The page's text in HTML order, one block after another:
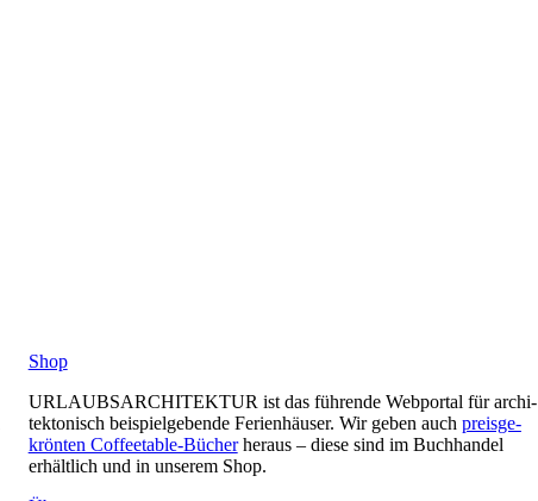
Shop
URLAUBSARCHITEKTUR ist das füh­rende Web­portal für archi­
tek­to­nisch bei­spiel­ge­bende Feri­en­häuser. Wir geben auch preis­ge­
krönten Cof­fee­table-Bücherheraus – diese sind im Buch­handel
erhältlich und in unserem Shop.